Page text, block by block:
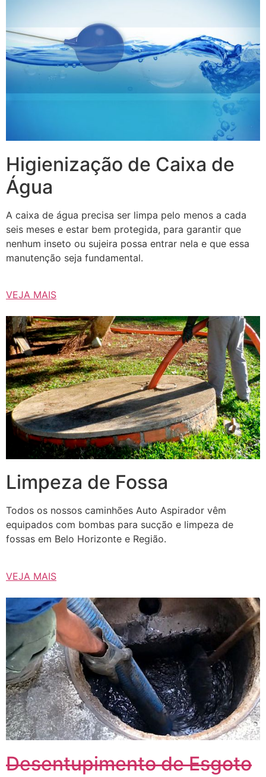
Higienização de Caixa de
Água
A caixa de água precisa ser limpa pelo menos a cada
seis meses e estar bem protegida, para garantir que
nenhum inseto ou sujeira possa entrar nela e que essa
manutenção seja fundamental.
VEJA MAIS
Limpeza de Fossa
Todos os nossos caminhões Auto Aspirador vêm
equipados com bombas para sucção e limpeza de
fossas em Belo Horizonte e Região.
VEJA MAIS
Desentupimento de Esgoto